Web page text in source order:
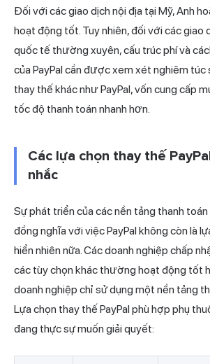
Đối với các giao dịch nội địa tại Mỹ, Anh
hoạt động tốt. Tuy nhiên, đối với các giao
quốc tế thường xuyên, cấu trúc phí và
của PayPal cần được xem xét nghiêm túc
thay thế khác như PayPal, vốn cung cấp
tốc độ thanh toán nhanh hơn.
Các lựa chọn thay thế
nhắc
Sự phát triển của các nền tảng thanh
đồng nghĩa với việc PayPal không còn là
hiển nhiên nữa. Các doanh nghiệp chấp
các tùy chọn khác thường hoạt động tốt
doanh nghiệp chỉ sử dụng một nền tảng
Lựa chọn thay thế PayPal phù hợp phụ
đang thực sự muốn giải quyết: